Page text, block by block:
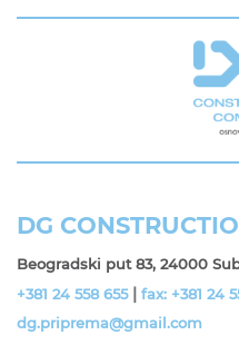
DG
Beogradski put 83, 24000
+381 24 558 655| fax: +381 24
dg.priprema@gmail.com